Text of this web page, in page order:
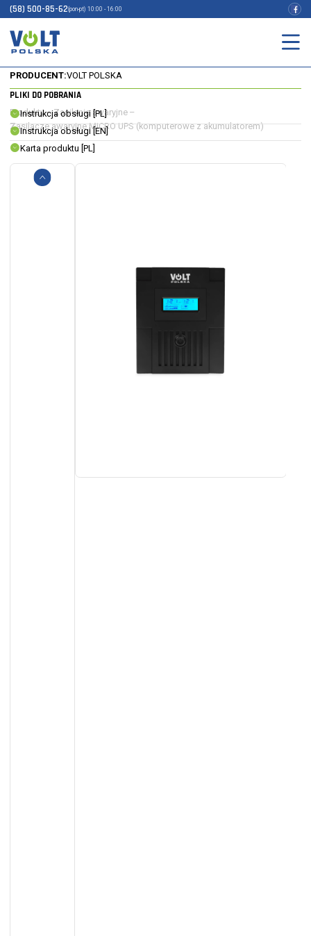
(58) 500-85-62(pon-pt) 10:00 - 16:00
Produkty– Zasilanie awaryjne –
Zasilacze awaryjne MICRO UPS (komputerowe z akumulatorem)
ZASILACZ AWARYJNY
INDEKS:5UP1500029
PRODUCENT:VOLT POLSKA
PLIKI DO POBRANIA
Instrukcja obsługi [PL]
Instrukcja obsługi [EN]
Karta produktu [PL]